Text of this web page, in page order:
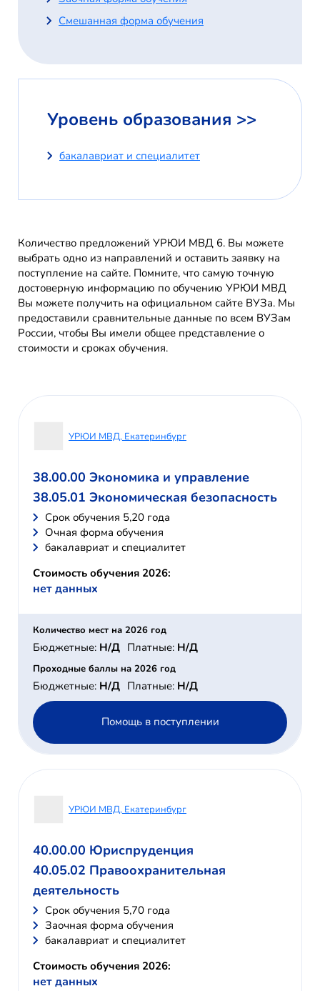
Смешанная форма обучения
Уровень образования >>
бакалавриат и специалитет
Количество предложений УРЮИ МВД 6. Вы можете
выбрать одно из направлений и оставить заявку на
поступление на сайте. Помните, что самую точную
достоверную информацию по обучению УРЮИ МВД
Вы можете получить на официальном сайте ВУЗа. Мы
предоставили сравнительные данные по всем ВУЗам
России, чтобы Вы имели общее представление о
стоимости и сроках обучения.
УРЮИ МВД, Екатеринбург
38.00.00 Экономика и управление
38.05.01 Экономическая безопасность
Cрок обучения 5,20 года
Очная форма обучения
бакалавриат и специалитет
Стоимость обучения 2026:
нет данных
Количество мест на 2026 год
Бюджетные: Н/Д Платные: Н/Д
Проходные баллы на 2026 год
Бюджетные: Н/Д Платные: Н/Д
Помощь в поступлении
УРЮИ МВД, Екатеринбург
40.00.00 Юриспруденция
40.05.02 Правоохранительная
деятельность
Cрок обучения 5,70 года
Заочная форма обучения
бакалавриат и специалитет
Стоимость обучения 2026:
нет данных